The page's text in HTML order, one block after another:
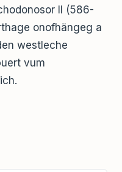
II (586-
onofhängeg a
westleche
vum